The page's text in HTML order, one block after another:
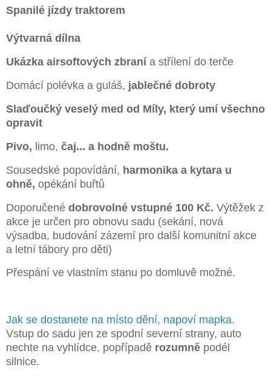
Spanilé jízdy traktorem
Výtvarná dílna
Ukázka airsoftových zbraní a střílení do terče
Domácí polévka a guláš, jablečné dobroty
Slaďoučký veselý med od Míly, který umí všechno
opravit
Pivo, limo, čaj... a hodně moštu.
Sousedské popovídání, harmonika a kytara u
ohně, opékání buřtů
Doporučené dobrovolné vstupné 100 Kč. Výtěžek z
akce je určen pro obnovu sadu (sekání, nová
výsadba, budování zázemí pro další komunitní akce
a letní tábory pro děti)
Přespání ve vlastním stanu po domluvě možné.
Jak se dostanete na místo dění, napoví mapka.
Vstup do sadu jen ze spodní severní strany, auto
nechte na vyhlídce, popřípadě rozumně podél
silnice.